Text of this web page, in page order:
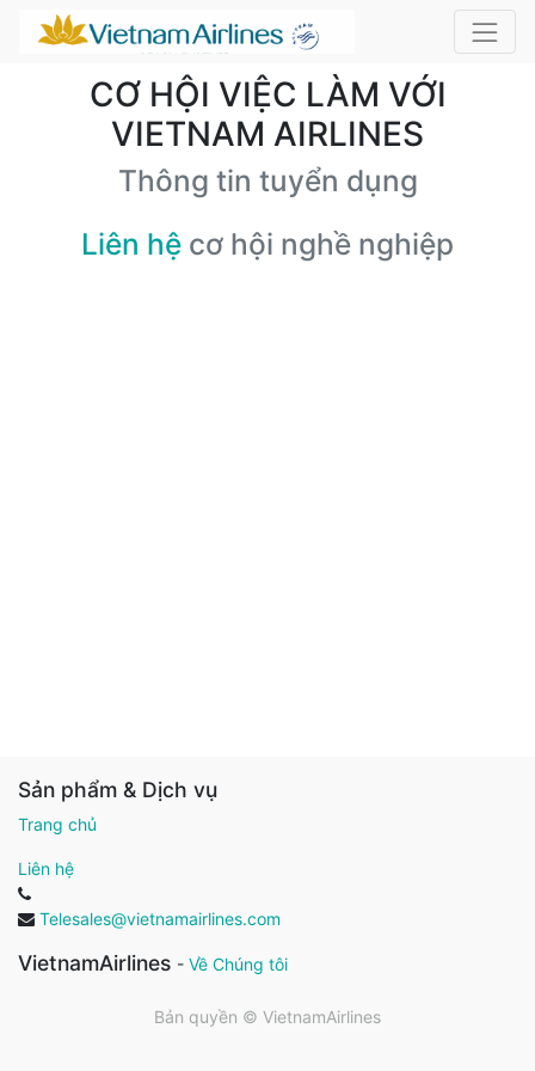
CƠ HỘI VIỆC LÀM VỚI
VIETNAM AIRLINES
Thông tin tuyển dụng
Liên hệ cơ hội nghề nghiệp
Sản phẩm & Dịch vụ
Trang chủ
Liên hệ
Telesales@vietnamairlines.com
VietnamAirlines - Về Chúng tôi
Bản quyền © VietnamAirlines